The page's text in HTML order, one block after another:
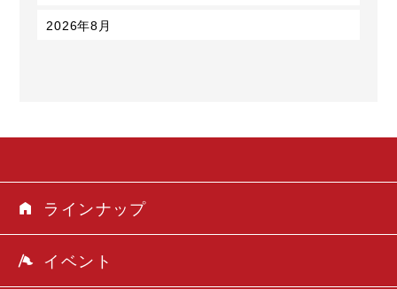
2026年8月
ラインナップ
イベント